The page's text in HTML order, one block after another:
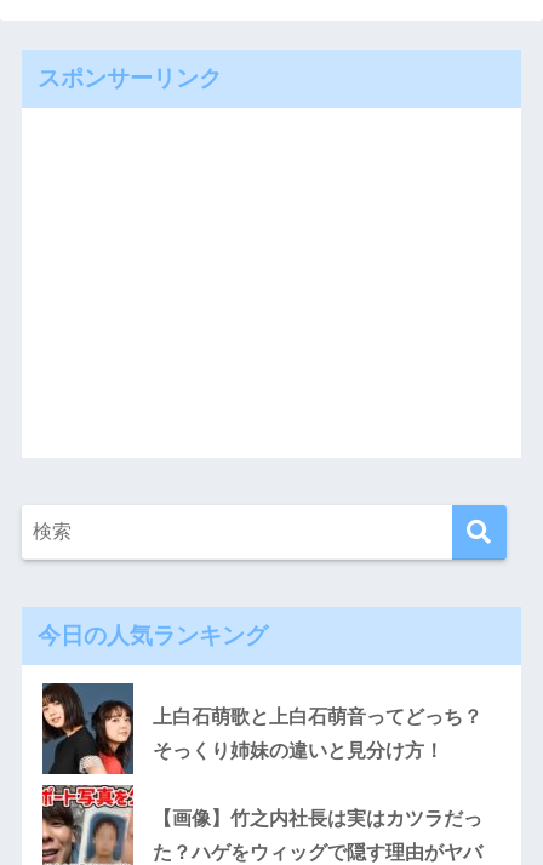
スポンサーリンク
今日の人気ランキング
上白石萌歌と上白石萌音ってどっち？
そっくり姉妹の違いと見分け方！
【画像】竹之内社長は実はカツラだっ
た？ハゲをウィッグで隠す理由がヤバ